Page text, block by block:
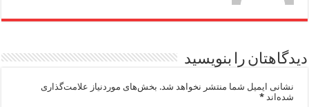
دیدگاهتان را بنویسید
نشانی ایمیل شما منتشر نخواهد شد. بخش‌های موردنیاز علامت‌گذاری
شده‌اند*